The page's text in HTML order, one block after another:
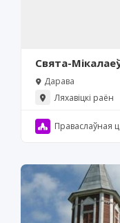
Свята-
Дарава
Дарава
Ляхавіцкі раён
Праваслаўная